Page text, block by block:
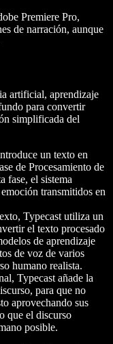
Premiere Pro,
de narración, aunque
artificial, aprendizaje
para convertir
simplificada del
un texto en
de Procesamiento de
fase, el sistema
transmitidos en
Typecast utiliza un
el texto procesado
de aprendizaje
de voz de varios
humano realista.
Typecast añade la
para que no
aprovechando sus
que el discurso
posible.